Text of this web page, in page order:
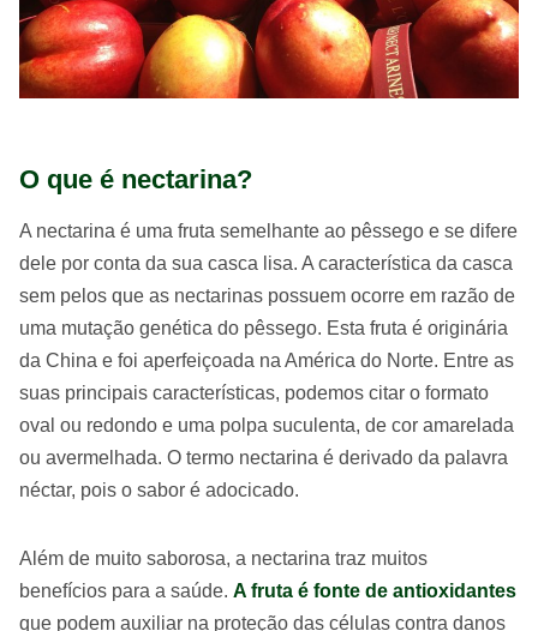
O que é nectarina?
A nectarina é uma fruta semelhante ao pêssego e se difere
dele por conta da sua casca lisa. A característica da casca
sem pelos que as nectarinas possuem ocorre em razão de
uma mutação genética do pêssego. Esta fruta é originária
da China e foi aperfeiçoada na América do Norte. Entre as
suas principais características, podemos citar o formato
oval ou redondo e uma polpa suculenta, de cor amarelada
ou avermelhada. O termo nectarina é derivado da palavra
néctar, pois o sabor é adocicado.
Além de muito saborosa, a nectarina traz muitos
benefícios para a saúde. A fruta é fonte de antioxidantes
que podem auxiliar na proteção das células contra danos